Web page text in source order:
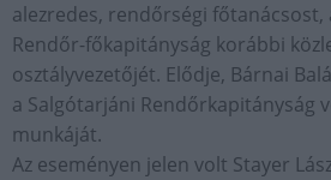
alezredes, rendőrségi főtanácsost,
Rendőr-főkapitányság korábbi
osztályvezetőjét. Elődje, Bárnai
a Salgótarjáni Rendőrkapitányság
munkáját.
Az eseményen jelen volt Stayer